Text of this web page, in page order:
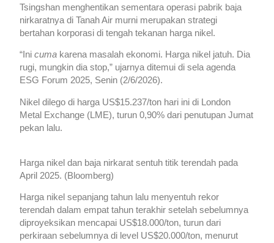
Tsingshan menghentikan sementara operasi pabrik baja
nirkaratnya di Tanah Air murni merupakan strategi
bertahan korporasi di tengah tekanan harga nikel.
“Inicuma karena masalah ekonomi. Harga nikel jatuh. Dia
rugi, mungkin dia stop,” ujarnya ditemui di sela agenda
ESG Forum 2025, Senin (2/6/2026).
Nikel dilego di harga US$15.237/ton hari ini di London
Metal Exchange (LME), turun 0,90% dari penutupan Jumat
pekan lalu.
Harga nikel dan baja nirkarat sentuh titik terendah pada
April 2025. (Bloomberg)
Harga nikel sepanjang tahun lalu menyentuh rekor
terendah dalam empat tahun terakhir setelah sebelumnya
diproyeksikan mencapai US$18.000/ton, turun dari
perkiraan sebelumnya di level US$20.000/ton, menurut